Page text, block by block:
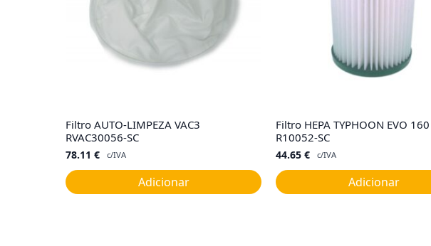
Filtro AUTO-LIMPEZA VAC3
RVAC30056-SC
78.11 € c/IVA
Adicionar
Filtro HEPA TYPHOON EVO 160
R10052-SC
44.65 € c/IVA
Adicionar